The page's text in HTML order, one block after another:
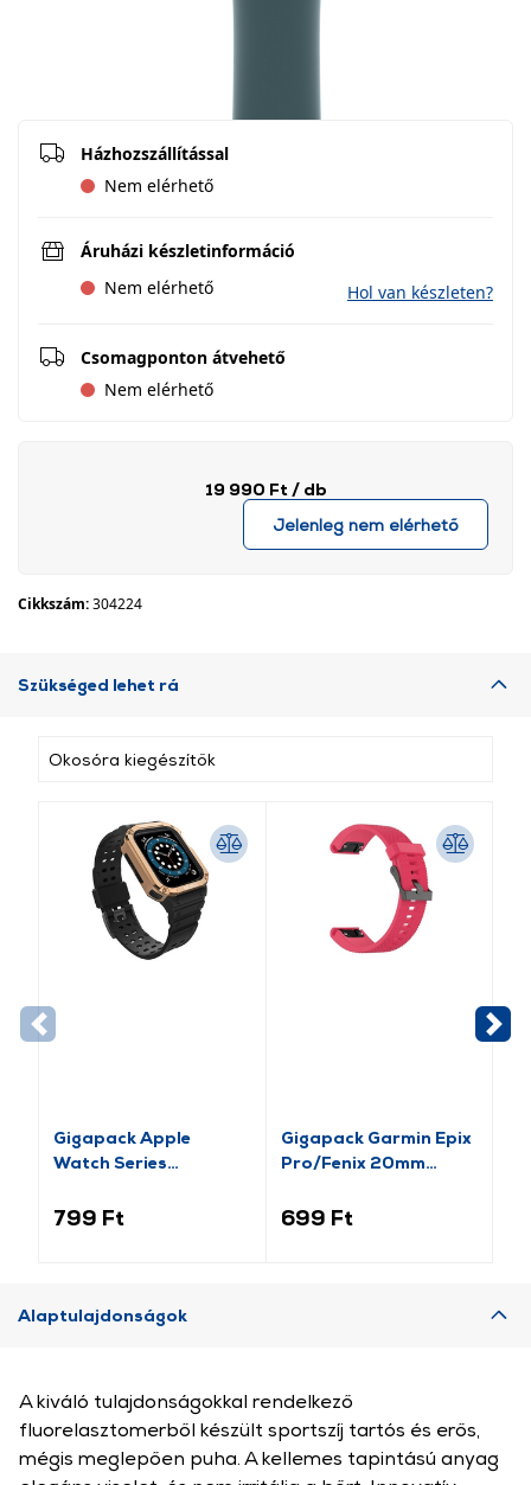
Házhozszállítással
Nem elérhető
Áruházi készletinformáció
Nem elérhető
Hol van készleten?
Csomagponton átvehető
Nem elérhető
19 990 Ft / db
Jelenleg nem elérhető
Cikkszám:304224
Szükséged lehet rá
Okosóra kiegészítők
Gigapack Apple
Watch Series
fekete/rozéarany (GP-
799 Ft
Gigapack Garmin Epix
Pro/Fenix 20mm
rózsaszín (149213)
699 Ft
Alaptulajdonságok
A kiváló tulajdonságokkal rendelkező
fluorelasztomerből készült sportszíj tartós és erős,
mégis meglepően puha. A kellemes tapintású anyag